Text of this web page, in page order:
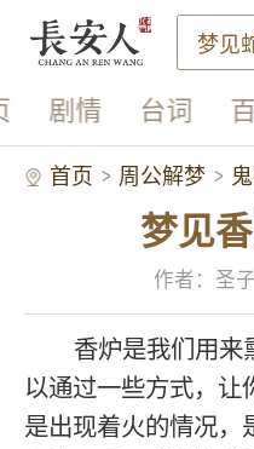
剧情 台词
首页 周公解梦
梦见
作者：圣子
香炉是我们用来
以通过一些方式，让
是出现着火的情况，